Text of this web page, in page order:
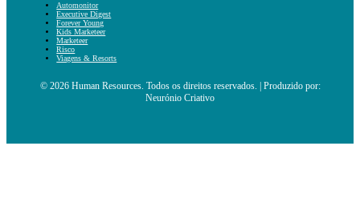
Automonitor
Executive Digest
Forever Young
Kids Marketeer
Marketeer
Risco
Viagens & Resorts
© 2026 Human Resources. Todos os direitos reservados. | Produzido por:
Neurónio Criativo